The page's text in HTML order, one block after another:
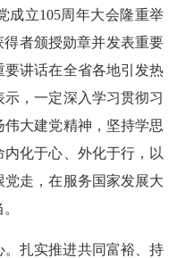
成立105周年大会隆重举
得者颁授勋章并发表重要
讲话在全省各地引发热
，一定深入学习贯彻习
大建党精神，坚持学思
化于心、外化于行，以
走，在服务国家发展大
扎实推进共同富裕、持